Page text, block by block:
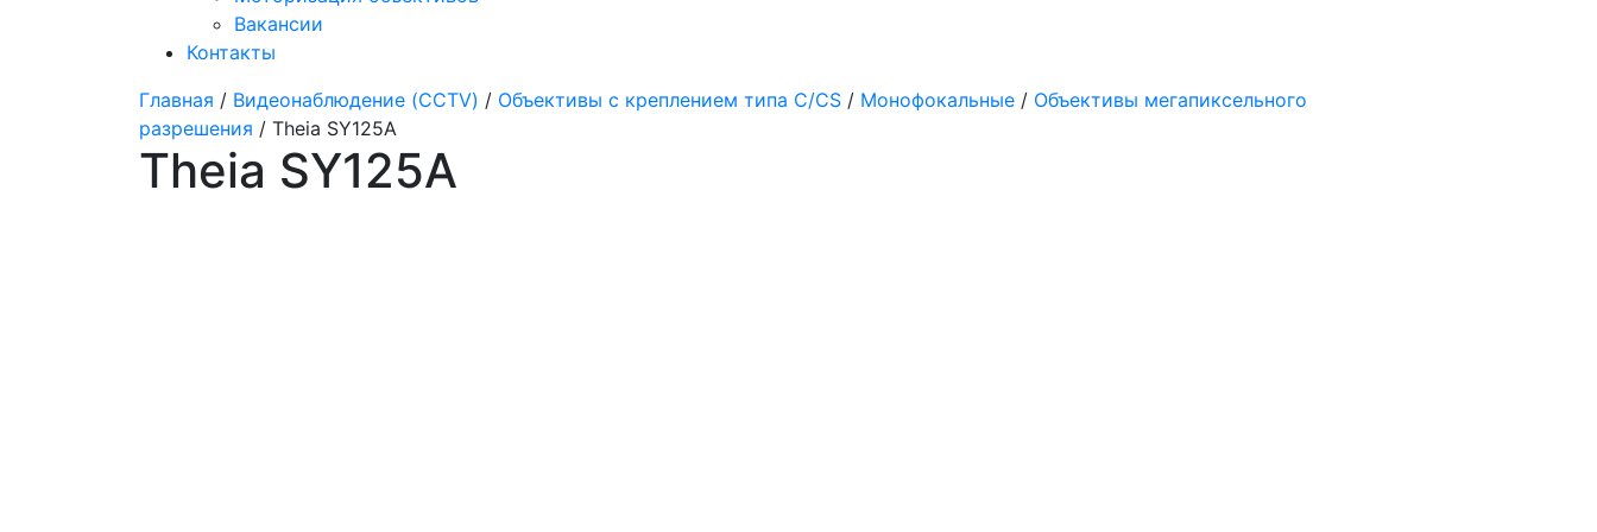
Вакансии
Контакты
Главная / Видеонаблюдение (CCTV) / Объективы с креплением типа C/CS / Монофокальные / Объективы мегапиксельного
разрешения / Theia SY125A
Theia SY125A